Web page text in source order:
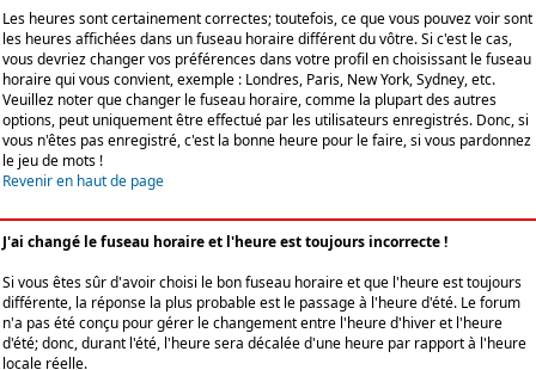
Les heures sont certainement correctes; toutefois, ce que vous pouvez voir sont
les heures affichées dans un fuseau horaire différent du vôtre. Si c'est le cas,
vous devriez changer vos préférences dans votre profil en choisissant le fuseau
horaire qui vous convient, exemple : Londres, Paris, New York, Sydney, etc.
Veuillez noter que changer le fuseau horaire, comme la plupart des autres
options, peut uniquement être effectué par les utilisateurs enregistrés. Donc, si
vous n'êtes pas enregistré, c'est la bonne heure pour le faire, si vous pardonnez
le jeu de mots !
Revenir en haut de page
J'ai changé le fuseau horaire et l'heure est toujours incorrecte !
Si vous êtes sûr d'avoir choisi le bon fuseau horaire et que l'heure est toujours
différente, la réponse la plus probable est le passage à l'heure d'été. Le forum
n'a pas été conçu pour gérer le changement entre l'heure d'hiver et l'heure
d'été; donc, durant l'été, l'heure sera décalée d'une heure par rapport à l'heure
locale réelle.